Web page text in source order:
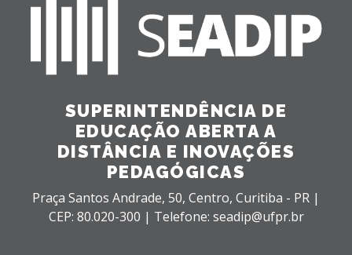
SUPERINTENDÊNCIA DE
EDUCAÇÃO ABERTA A
DISTÂNCIA E INOVAÇÕES
PEDAGÓGICAS
Praça Santos Andrade, 50, Centro, Curitiba - PR |
CEP: 80.020-300 | Telefone: seadip@ufpr.br